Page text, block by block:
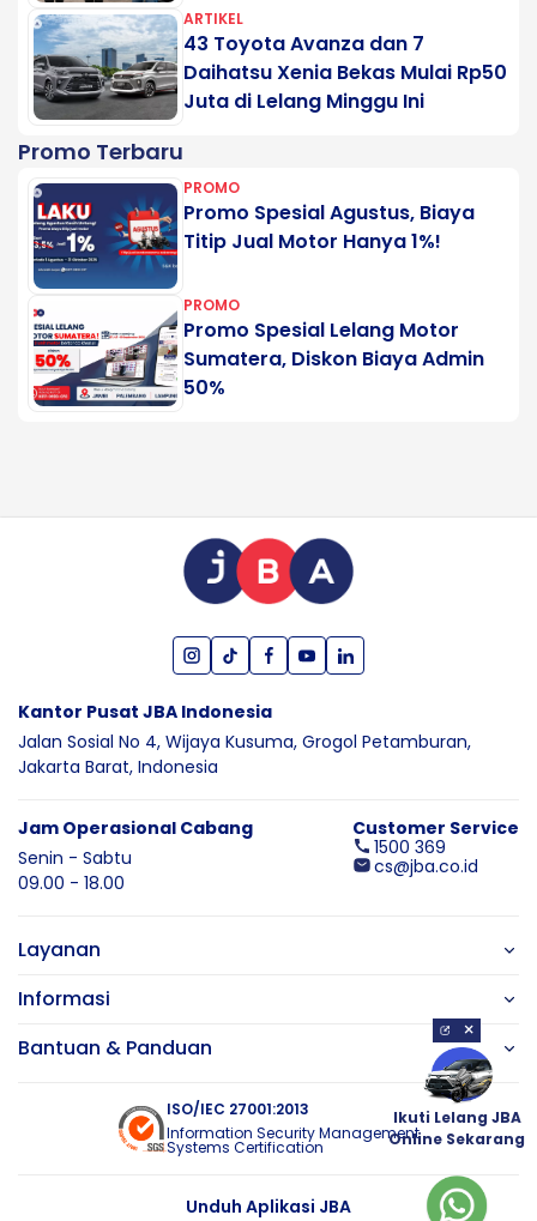
ARTIKEL
43 Toyota Avanza dan 7
Daihatsu Xenia Bekas Mulai Rp50
Juta di Lelang Minggu Ini
Promo Terbaru
PROMO
Promo Spesial Agustus, Biaya
Titip Jual Motor Hanya 1%!
PROMO
Promo Spesial Lelang Motor
Sumatera, Diskon Biaya Admin
50%
Kantor Pusat JBA Indonesia
Jalan Sosial No 4, Wijaya Kusuma, Grogol Petamburan,
Jakarta Barat, Indonesia
Jam Operasional Cabang
Senin - Sabtu
09.00 - 18.00
Customer Service
1500 369
cs@jba.co.id
Layanan
Informasi
Bantuan & Panduan
ISO/IEC 27001:2013
Information Security Management
Systems Certification
Unduh Aplikasi JBA
×
Ikuti Lelang JBA
Online Sekarang